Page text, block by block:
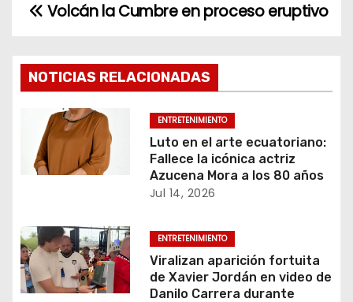
N
v
g
a
i
ó
Volcán la Cumbre en proceso eruptivo
NOTICIAS RELACIONADAS
ENTRETENIMIENTO
Luto en el arte ecuatoriano:
Fallece la icónica actriz
Azucena Mora a los 80 años
Jul 14, 2026
ENTRETENIMIENTO
Viralizan aparición fortuita
de Xavier Jordán en video de
Danilo Carrera durante